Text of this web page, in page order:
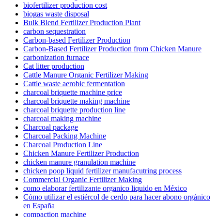
biofertilizer production cost
biogas waste disposal
Bulk Blend Fertilizer Production Plant
carbon sequestration
Carbon-based Fertilizer Production
Carbon-Based Fertilizer Production from Chicken Manure
carbonization furnace
Cat litter production
Cattle Manure Organic Fertilizer Making
Cattle waste aerobic fermentation
charcoal briquette machine price
charcoal briquette making machine
charcoal briquette production line
charcoal making machine
Charcoal package
Charcoal Packing Machine
Charcoal Production Line
Chicken Manure Fertilizer Production
chicken manure granulation machine
chicken poop liquid fertilizer manufacutring process
Commercial Organic Fertilizer Making
como elaborar fertilizante organico liquido en México
Cómo utilizar el estiércol de cerdo para hacer abono orgánico
en España
compaction machine